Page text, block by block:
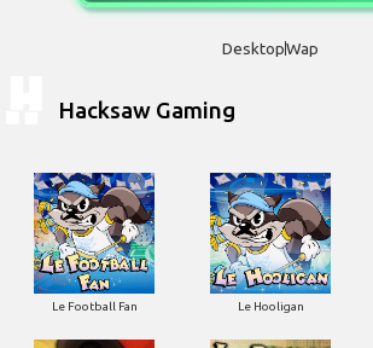
DesktopWap
Hacksaw Gaming
Le Football Fan Le Hooligan